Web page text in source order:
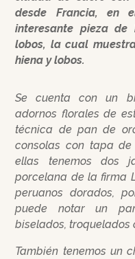
desde Francia, en
interesante pieza
lobos, la cual
hiena y lobos.
Se cuenta con un
adornos florales de
técnica de pan de
consolas con tapa
ellas tenemos dos
porcelana de la firma
peruanos dorados,
puede notar un
biselados, troquelados
También tenemos un